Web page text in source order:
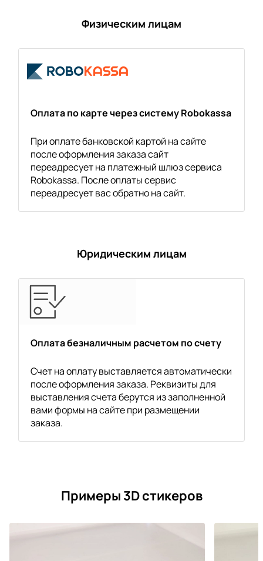
Физическим лицам
Оплата по карте через систему Robokassa
При оплате банковской картой на сайте
после оформления заказа сайт
переадресует на платежный шлюз сервиса
Robokassa. После оплаты сервис
переадресует вас обратно на сайт.
Юридическим лицам
Оплата безналичным расчетом по счету
Счет на оплату выставляется автоматически
после оформления заказа. Реквизиты для
выставления счета берутся из заполненной
вами формы на сайте при размещении
заказа.
Примеры 3D стикеров